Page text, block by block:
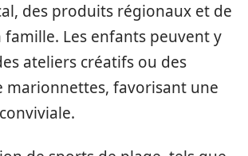
des produits régionaux et de
Les enfants peuvent y
ateliers créatifs ou des
marionnettes, favorisant une